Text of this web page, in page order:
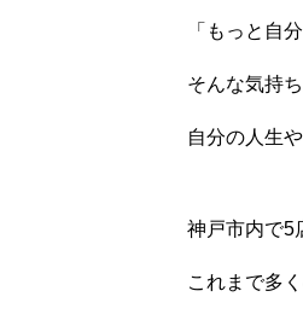
「もっと自
そんな気持
自分の人生
神戸市内で5
これまで多